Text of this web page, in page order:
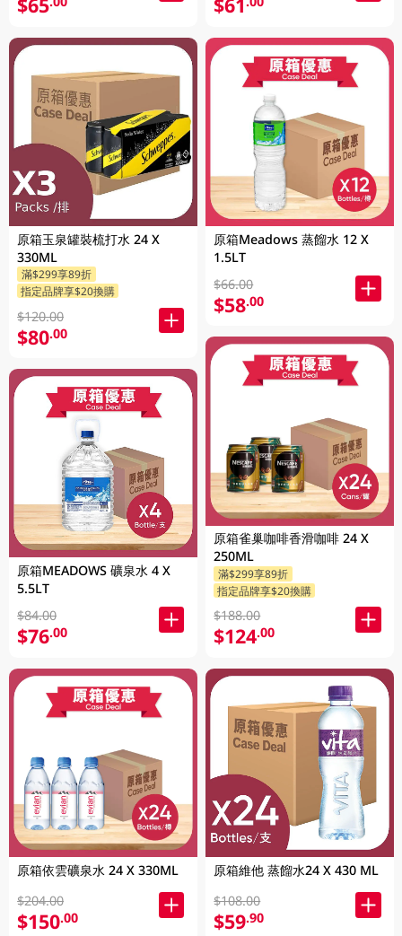
原箱玉泉罐裝梳打水 24 X
330ML
滿$299享89折
指定品牌享$20換購
$120.00
$80.00
原箱MEADOWS 礦泉水 4 X
5.5LT
$84.00
$76.00
原箱依雲礦泉水 24 X 330ML
$204.00
$150.00
原箱Meadows 蒸餾水 12 X
1.5LT
$66.00
$58.00
原箱雀巢咖啡香滑咖啡 24 X
250ML
滿$299享89折
指定品牌享$20換購
$188.00
$124.00
原箱維他 蒸餾水24 X 430 ML
$108.00
$59.90